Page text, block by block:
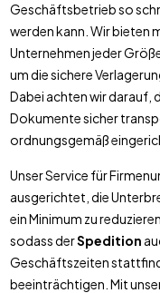
Geschäftsbetrieb so
werden kann. Wir bieten
Unternehmen jeder
um die sichere
Dabei achten wir darauf,
Dokumente sicher
ordnungsgemäß
Unser Service für
ausgerichtet, die
ein Minimum zu
sodass derSpedition
Geschäftszeiten
beeinträchtigen. Mit